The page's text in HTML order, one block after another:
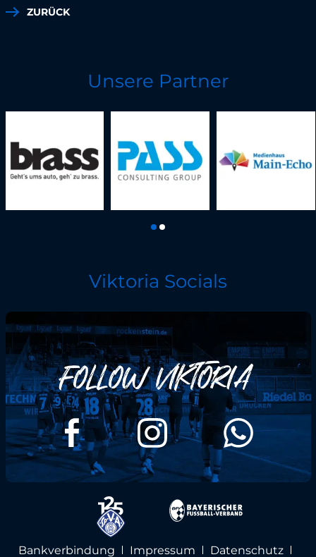
ZURÜCK
Unsere Partner
Viktoria Socials
Bankverbindung Impressum Datenschutz